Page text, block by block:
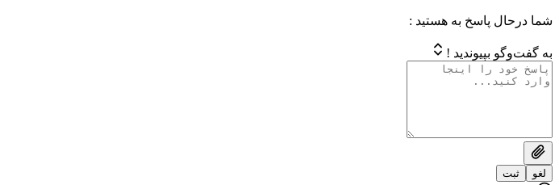
شما درحال پاسخ به هستید :
به گفت‌وگو بپیوندید !
لغو ثبت